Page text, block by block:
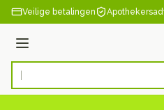
Ga naar de inhoud
Veilige betalingen
Menu
Product, merk, categorie...